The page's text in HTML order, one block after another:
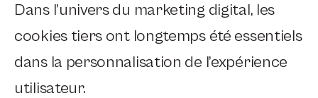
Dans l’univers du marketing digital, les
cookies tiers ont longtemps été essentiels
dans la personnalisation de l’expérience
utilisateur.